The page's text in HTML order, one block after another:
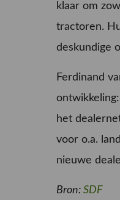
klaar om
tractoren.
deskundige
Ferdinand
het
voor o.a.
nieuwe
Bron: SDF